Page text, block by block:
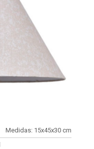
Medidas: 15x45x30 cm